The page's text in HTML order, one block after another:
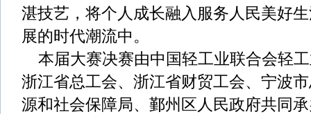
湛技艺，将个人成长融入服务人民美好
展的时代潮流中。
本届大赛决赛由中国轻工业联合会轻
浙江省总工会、浙江省财贸工会、宁波
源和社会保障局、鄞州区人民政府共同